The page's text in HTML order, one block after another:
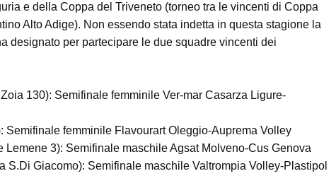
e della Coppa del Triveneto (torneo tra le vincenti di Coppa
Alto Adige). Non essendo stata indetta in questa stagione la
designato per partecipare le due squadre vincenti dei
130): Semifinale femminile Ver-mar Casarza Ligure-
Semifinale femminile Flavourart Oleggio-Auprema Volley
Lemene 3): Semifinale maschile Agsat Molveno-Cus Genova
S.Di Giacomo): Semifinale maschile Valtrompia Volley-Plastipol